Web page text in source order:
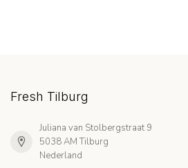
Fresh Tilburg
Juliana van Stolbergstraat 9
5038 AM Tilburg
Nederland